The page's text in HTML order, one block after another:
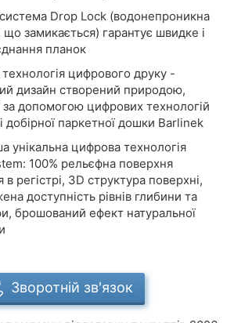
Drop Lock (водонепроникна
замикається) гарантує швидке і
планок
цифрового друку -
дизайн створений природою,
за допомогою цифрових технологій
добірної паркетної дошки Barlinek
унікальна цифрова технологія
100% рельєфна поверхня
в регістрі, 3D структура поверхні,
доступність рівнів глибини та
брошований ефект натуральної
Зворотній зв'язок